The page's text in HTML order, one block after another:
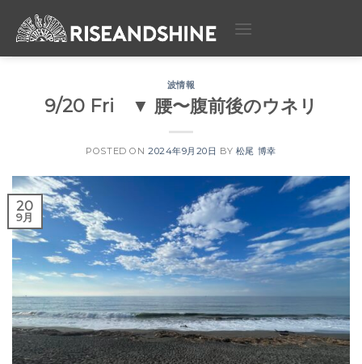
波情報
9/20 Fri ▼ 腰〜腹前後のウネリ
POSTED ON 2024年9月20日 BY 松尾 博幸
20
9月